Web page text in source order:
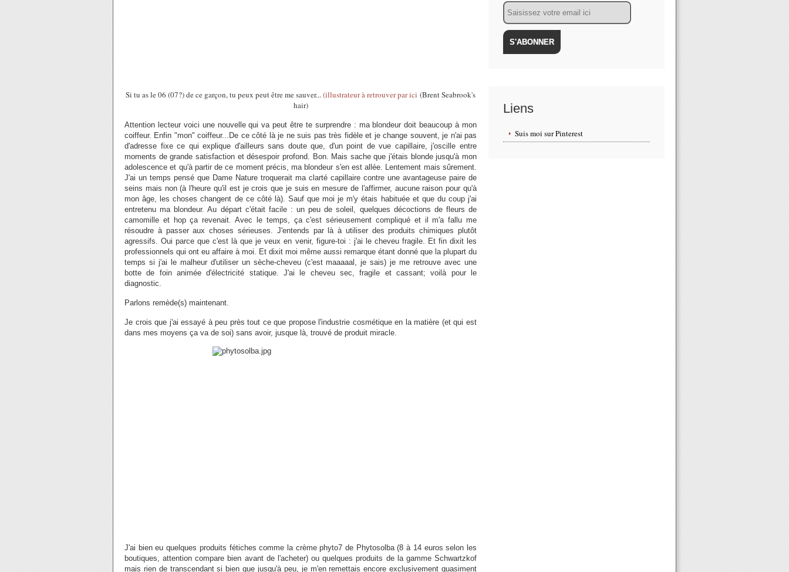
Si tu as le 06 (07?) de ce garçon, tu peux peut être me sauver...(illustrateur à retrouver par ici (Brent Seabrook's
hair)
Attention lecteur voici une nouvelle qui va peut être te surprendre : ma blondeur doit beaucoup à mon
coiffeur. Enfin "mon" coiffeur...De ce côté là je ne suis pas très fidèle et je change souvent, je n'ai pas
d'adresse fixe ce qui explique d'ailleurs sans doute que, d'un point de vue capillaire, j'oscille entre
moments de grande satisfaction et désespoir profond. Bon. Mais sache que j'étais blonde jusqu'à mon
adolescence et qu'à partir de ce moment précis, ma blondeur s'en est allée. Lentement mais sûrement.
J'ai un temps pensé que Dame Nature troquerait ma clarté capillaire contre une avantageuse paire de
seins mais non (à l'heure qu'il est je crois que je suis en mesure de l'affirmer, aucune raison pour qu'à
mon âge, les choses changent de ce côté là). Sauf que moi je m'y étais habituée et que du coup j'ai
entretenu ma blondeur. Au départ c'était facile : un peu de soleil, quelques décoctions de fleurs de
camomille et hop ça revenait. Avec le temps, ça c'est sérieusement compliqué et il m'a fallu me
résoudre à passer aux choses sérieuses. J'entends par là à utiliser des produits chimiques plutôt
agressifs. Oui parce que c'est là que je veux en venir, figure-toi : j'ai le cheveu fragile. Et fin dixit les
professionnels qui ont eu affaire à moi. Et dixit moi même aussi remarque étant donné que la plupart du
temps si j'ai le malheur d'utiliser un sèche-cheveu (c'est maaaaal, je sais) je me retrouve avec une
botte de foin animée d'électricité statique. J'ai le cheveu sec, fragile et cassant; voilà pour le
diagnostic.
Parlons remède(s) maintenant.
Je crois que j'ai essayé à peu près tout ce que propose l'industrie cosmétique en la matière (et qui est
dans mes moyens ça va de soi) sans avoir, jusque là, trouvé de produit miracle.
J'ai bien eu quelques produits fétiches comme la crème phyto7 de Phytosolba (8 à 14 euros selon les
boutiques, attention compare bien avant de l'acheter) ou quelques produits de la gamme Schwartzkof
mais rien de transcendant si bien que jusqu'à peu, je m'en remettais encore exclusivement quasiment
Email
Liens
Suis moi sur Pinterest